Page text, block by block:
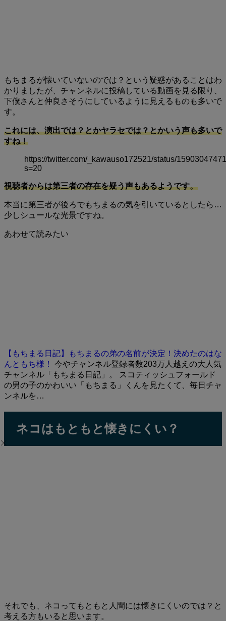
もちまるが懐いていないのでは？という疑惑があることはわ
かりましたが、チャンネルに投稿している動画を見る限り、
下僕さんと仲良さそうにしているように見えるものも多いで
す。
これには、演出では？とかヤラセでは？とかいう声も多いで
すね！
https://twitter.com/_kawauso172521/status/
s=20
視聴者からは第三者の存在を疑う声もあるようです。
本当に第三者が後ろでもちまるの気を引いているとしたら…
少しシュールな光景ですね。
あわせて読みたい
【もちまる日記】もちまるの弟の名前が決定！決めたのはな
んともち様！
今やチャンネル登録者数203万人越えの大人気
チャンネル「もちまる日記」。 スコティッシュフォールド
の男の子のかわいい「もちまる」くんを見たくて、毎日チャ
ンネルを…
ネコはもともと懐きにくい？
それでも、ネコってもともと人間には懐きにくいのでは？と
考える方もいると思います。